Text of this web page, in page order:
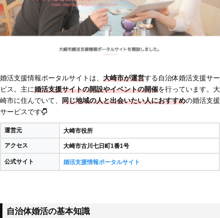
婚活支援情報ポータルサイトは、 大崎市が運営する自治体婚活支援サー
ビス。主に婚活支援サイトの開設やイベントの開催を行っています。大
崎市に住んでいて、 同じ地域の人と出会いたい人におすすめの婚活支援
サービスです
運営元 大崎市役所
アクセス 大崎市古川七日町1番1号
公式サイト 婚活支援情報ポータルサイト
自治体婚活の基本知識